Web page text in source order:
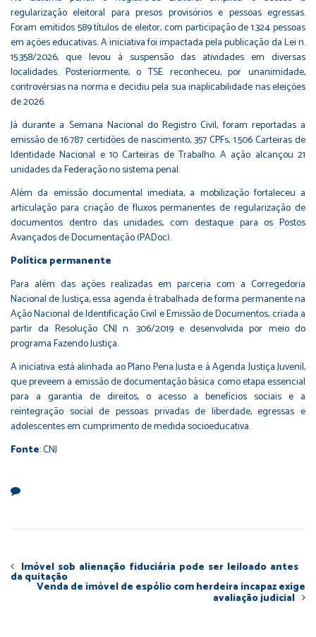
regularização eleitoral para presos provisórios e pessoas egressas.
Foram emitidos 589 títulos de eleitor, com participação de 1.324 pessoas
em ações educativas. A iniciativa foi impactada pela publicação da Lei n.
15.358/2026, que levou à suspensão das atividades em diversas
localidades. Posteriormente, o TSE reconheceu, por unanimidade,
controvérsias na norma e decidiu pela sua inaplicabilidade nas eleições
de 2026.
Já durante a Semana Nacional do Registro Civil, foram reportadas a
emissão de 16.787 certidões de nascimento, 357 CPFs, 1.506 Carteiras de
Identidade Nacional e 10 Carteiras de Trabalho. A ação alcançou 21
unidades da Federação no sistema penal.
Além da emissão documental imediata, a mobilização fortaleceu a
articulação para criação de fluxos permanentes de regularização de
documentos dentro das unidades, com destaque para os Postos
Avançados de Documentação (PADoc).
Política permanente
Para além das ações realizadas em parceria com a Corregedoria
Nacional de Justiça, essa agenda é trabalhada de forma permanente na
Ação Nacional de Identificação Civil e Emissão de Documentos, criada a
partir da Resolução CNJ n. 306/2019 e desenvolvida por meio do
programa Fazendo Justiça.
A iniciativa está alinhada ao Plano Pena Justa e à Agenda Justiça Juvenil,
que preveem a emissão de documentação básica como etapa essencial
para a garantia de direitos, o acesso a benefícios sociais e a
reintegração social de pessoas privadas de liberdade, egressas e
adolescentes em cumprimento de medida socioeducativa.
Fonte: CNJ
Imóvel sob alienação fiduciária pode ser leiloado antes
da quitação
Venda de imóvel de espólio com herdeira incapaz exige
avaliação judicial